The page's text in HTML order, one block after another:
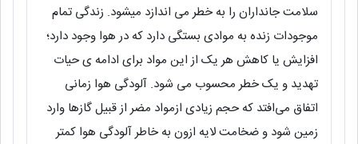
سلامت جانداران را به خطر می اندازد میشود. زندگی تمام
موجودات زنده به موادی بستگی دارد که در هوا وجود دارد؛
افزایش یا کاهش هر یک از این مواد برای ادامه ی حیات
تهدید و یک خطر محسوب می شود. آلودگی هوا زمانی
اتفاق می‌افتد که حجم زیادی ازمواد مضر از قبیل گازها وارد
زمین شود و ضخامت لایه ازون به خاطر آلودگی هوا کمتر